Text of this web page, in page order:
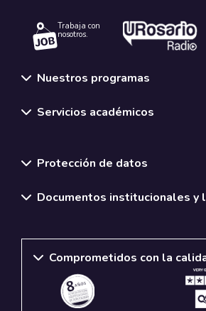
Trabaja con
nosotros.
Nuestros programas
Servicios académicos
Protección de datos
Documentos institucionales y
Comprometidos con la